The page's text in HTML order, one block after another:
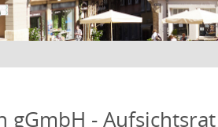
-